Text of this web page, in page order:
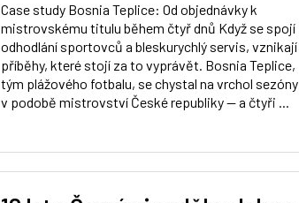
Case study Bosnia Teplice: Od objednávky k
mistrovskému titulu během čtyř dnů Když se spojí
odhodlání sportovců a bleskurychlý servis, vznikají
příběhy, které stojí za to vyprávět. Bosnia Teplice,
tým plážového fotbalu, se chystal na vrchol sezóny
v podobě mistrovství České republiky — a čtyři ...